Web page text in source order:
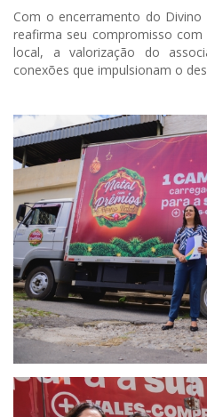
Com o encerramento do
reafirma seu compromisso
local, a valorização do
conexões que impulsionam o